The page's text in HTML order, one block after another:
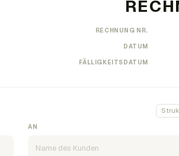
RECHNUNG NR.
DATUM
FÄLLIGKEITSDATUM
AN